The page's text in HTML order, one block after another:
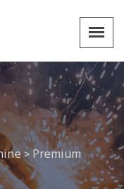
>Premium